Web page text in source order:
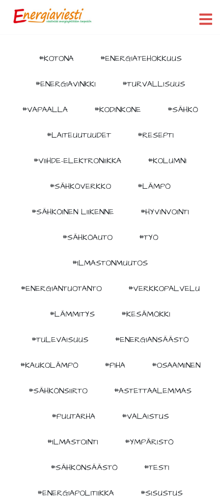
#KOTONA #ENERGIATEHOKKUUS
#ENERGIAVINKKI #TURVALLISUUS
#VAPAALLA #KODINKONE #SÄHKÖ
#LAITEUUTUUDET #RESEPTI
#VIIHDE-ELEKTRONIIKKA #KOLUMNI
#SÄHKÖVERKKO #LÄMPÖ
#SÄHKÖINEN LIIKENNE #HYVINVOINTI
#SÄHKÖAUTO #TYÖ
#ILMASTONMUUTOS
#ENERGIANTUOTANTO #VERKKOPALVELU
#LÄMMITYS #KESÄMÖKKI
#TULEVAISUUS #ENERGIANSÄÄSTÖ
#KAUKOLÄMPÖ #PIHA #OSAAMINEN
#SÄHKÖNSIIRTO #ASTETTAALEMMAS
#PUUTARHA #VALAISTUS
#ILMASTOINTI #YMPÄRISTÖ
#SÄHKÖNSÄÄSTÖ #TESTI
#ENERGIAPOLITIIKKA #SISUSTUS